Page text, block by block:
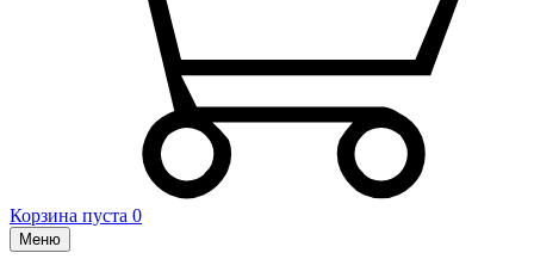
Корзина пуста 0
Меню